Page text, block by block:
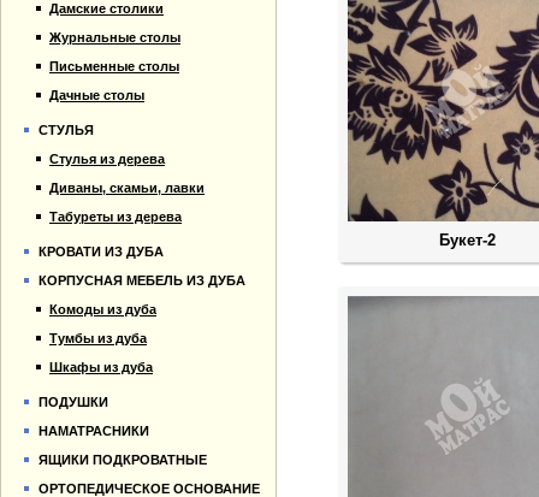
Букет-2
Дамские столики
Журнальные столы
Письменные столы
Дачные столы
СТУЛЬЯ
Стулья из дерева
Диваны, скамьи, лавки
Табуреты из дерева
КРОВАТИ ИЗ ДУБА
КОРПУСНАЯ МЕБЕЛЬ ИЗ ДУБА
Комоды из дуба
Тумбы из дуба
Шкафы из дуба
ПОДУШКИ
НАМАТРАСНИКИ
ЯЩИКИ ПОДКРОВАТНЫЕ
ОРТОПЕДИЧЕСКОЕ ОСНОВАНИЕ